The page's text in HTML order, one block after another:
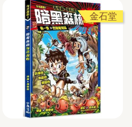
金石堂